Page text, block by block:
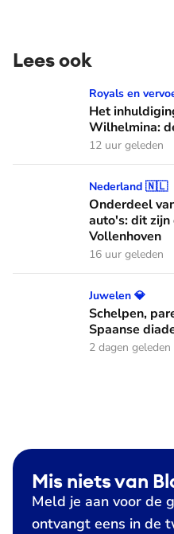
Lees ook
Het inhuldigingscadeau
Royals en
Het
Wilhelmina:
12 uur geleden
Onderdeel van eenNederland 🇳🇱
Onderdeel
auto's: dit zijn
Vollenhoven
16 uur geleden
Schelpen, parels en
Juwelen 💎
Schelpen,
Spaanse
2 dagen geleden
Mis niets van
Meld je aan voor de
ontvangt eens in de